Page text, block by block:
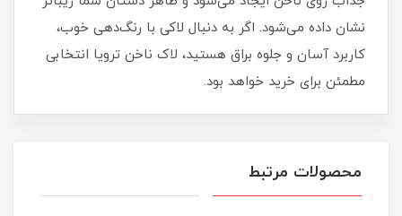
نشان داده می‌شود. اگر به دنبال لاکی با رنگ‌دهی خوب،
کاربرد آسان و جلوه براق هستید، لاک ناخن ترویا انتخابی
مطمئن برای خرید خواهد بود.
محصولات مرتبط